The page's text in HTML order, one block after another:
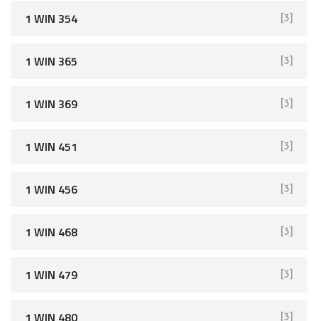
1 WIN 354 [3]
1 WIN 365 [3]
1 WIN 369 [3]
1 WIN 451 [3]
1 WIN 456 [3]
1 WIN 468 [3]
1 WIN 479 [3]
1 WIN 480 [3]